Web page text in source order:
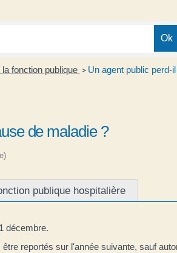
fonction publique > Un agent public perd-
de maladie ?
publique hospitalière
décembre.
reportés sur l'année suivante, sauf